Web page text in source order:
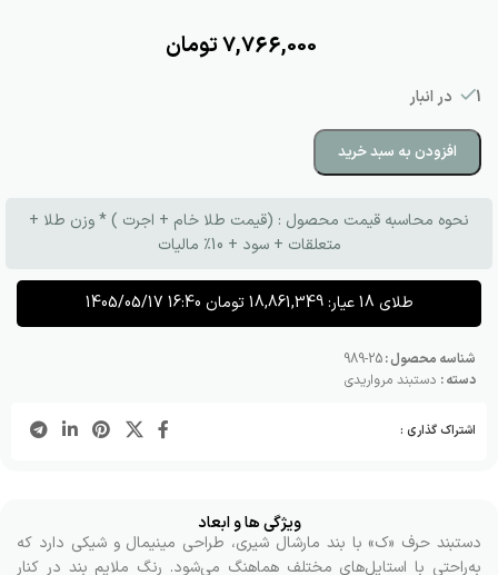
7,766,000تومان
1 در انبار
افزودن به سبد خرید
نحوه محاسبه قیمت محصول : (قیمت طلا خام + اجرت ) * وزن طلا +
متعلقات + سود + 10٪ مالیات
طلای 18 عیار: 18,861,349تومان 1405/05/17 16:40
شناسه محصول :25-989
دسته : دستبند مرواریدی
اشتراک گذاری :
ویژگی ها و ابعاد
دستبند حرف «ک» با بند مارشال شیری، طراحی مینیمال و شیکی دارد که
به‌راحتی با استایل‌های مختلف هماهنگ می‌شود. رنگ ملایم بند در کنار